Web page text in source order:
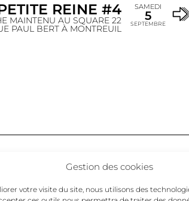
Gestion des cookies
votre visite du site, nous utilisons des
REINE #4
MAINTENU AU SQUARE 22
PAUL BERT À MONTREUIL
SAMEDI
5
SEPTEMBRE